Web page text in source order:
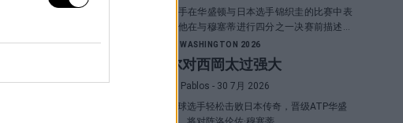
西班牙选手在华盛顿与日本选手锦织圭的比赛中表
现出色，他在与穆塞蒂进行四分之一决赛前描述了
自己的一项伟大优势。
ATP WASHINGTON 2026
霍达尔对西岡太过强大
Pedro de Pablos - 30 7月 2026
西班牙网球选手轻松击败日本传奇，晋级ATP华盛